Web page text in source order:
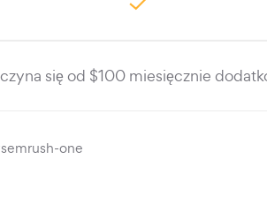
się od $100 miesięcznie
one